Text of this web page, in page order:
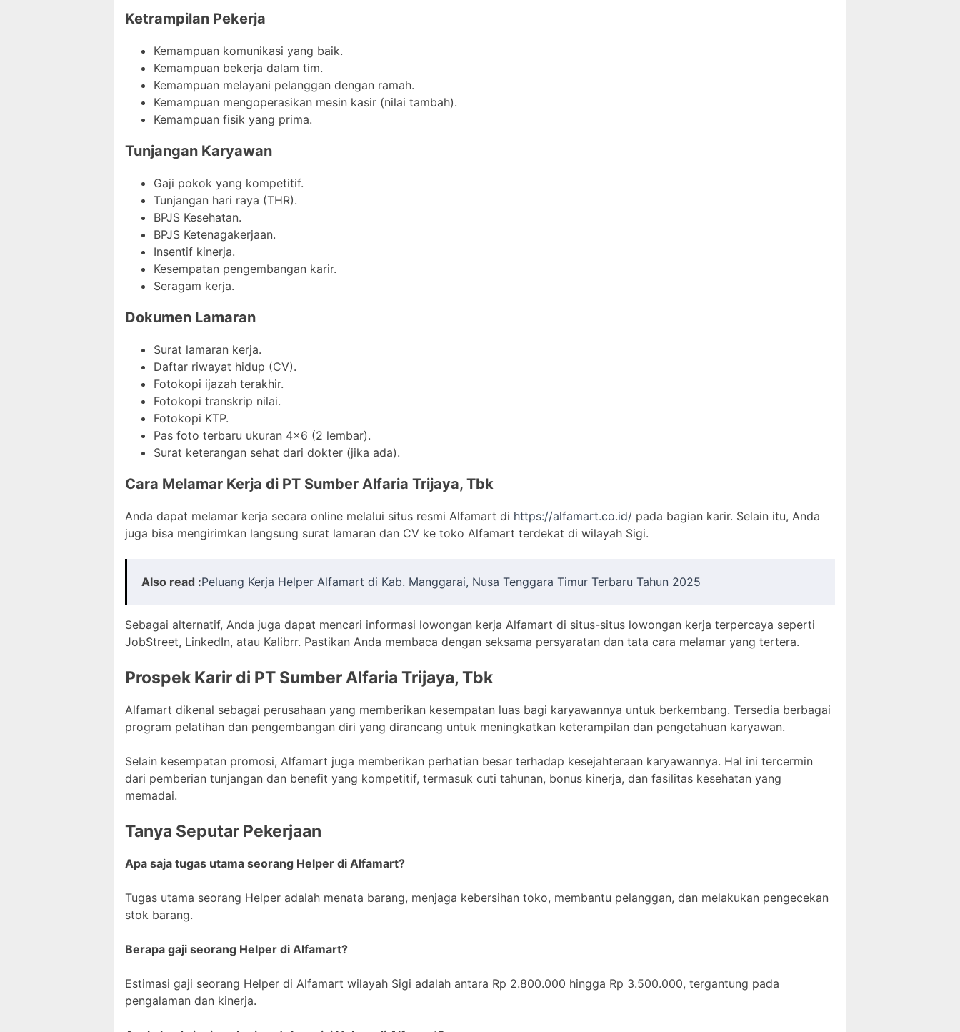
Ketrampilan Pekerja
Kemampuan komunikasi yang baik.
Kemampuan bekerja dalam tim.
Kemampuan melayani pelanggan dengan ramah.
Kemampuan mengoperasikan mesin kasir (nilai tambah).
Kemampuan fisik yang prima.
Tunjangan Karyawan
Gaji pokok yang kompetitif.
Tunjangan hari raya (THR).
BPJS Kesehatan.
BPJS Ketenagakerjaan.
Insentif kinerja.
Kesempatan pengembangan karir.
Seragam kerja.
Dokumen Lamaran
Surat lamaran kerja.
Daftar riwayat hidup (CV).
Fotokopi ijazah terakhir.
Fotokopi transkrip nilai.
Fotokopi KTP.
Pas foto terbaru ukuran 4×6 (2 lembar).
Surat keterangan sehat dari dokter (jika ada).
Cara Melamar Kerja di PT Sumber Alfaria Trijaya, Tbk
Anda dapat melamar kerja secara online melalui situs resmi Alfamart di https://alfamart.co.id/ pada bagian karir. Selain itu, Anda
juga bisa mengirimkan langsung surat lamaran dan CV ke toko Alfamart terdekat di wilayah Sigi.
Also read :Peluang Kerja Helper Alfamart di Kab. Manggarai, Nusa Tenggara Timur Terbaru Tahun 2025
Sebagai alternatif, Anda juga dapat mencari informasi lowongan kerja Alfamart di situs-situs lowongan kerja terpercaya seperti
JobStreet, LinkedIn, atau Kalibrr. Pastikan Anda membaca dengan seksama persyaratan dan tata cara melamar yang tertera.
Prospek Karir di PT Sumber Alfaria Trijaya, Tbk
Alfamart dikenal sebagai perusahaan yang memberikan kesempatan luas bagi karyawannya untuk berkembang. Tersedia berbagai
program pelatihan dan pengembangan diri yang dirancang untuk meningkatkan keterampilan dan pengetahuan karyawan.
Selain kesempatan promosi, Alfamart juga memberikan perhatian besar terhadap kesejahteraan karyawannya. Hal ini tercermin
dari pemberian tunjangan dan benefit yang kompetitif, termasuk cuti tahunan, bonus kinerja, dan fasilitas kesehatan yang
memadai.
Tanya Seputar Pekerjaan
Apa saja tugas utama seorang Helper di Alfamart?
Tugas utama seorang Helper adalah menata barang, menjaga kebersihan toko, membantu pelanggan, dan melakukan pengecekan
stok barang.
Berapa gaji seorang Helper di Alfamart?
Estimasi gaji seorang Helper di Alfamart wilayah Sigi adalah antara Rp 2.800.000 hingga Rp 3.500.000, tergantung pada
pengalaman dan kinerja.